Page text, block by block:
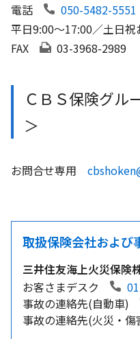
電話
050-5482-5551
平日9:00～17:00／土日祝
FAX
03-3968-2989
ＣＢＳ保険グル
＞
お問合せ専用
取扱保険会社および
三井住友海上火災保険
お客さまデスク
事故の連絡先(自動車)
事故の連絡先(火災・